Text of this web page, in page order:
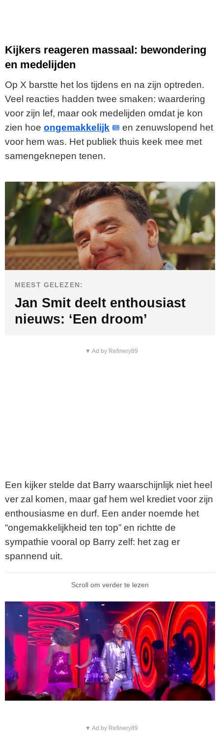
Kijkers reageren massaal: bewondering
en medelijden
Op X barstte het los tijdens en na zijn optreden.
Veel reacties hadden twee smaken: waardering
voor zijn lef, maar ook medelijden omdat je kon
zien hoe ongemakkelijk
en zenuwslopend het
voor hem was. Het publiek thuis keek mee met
samengeknepen tenen.
MEEST GELEZEN:
Jan Smit deelt enthousiast
nieuws: ‘Een droom’
▼ Ad by Refinery89
Een kijker stelde dat Barry waarschijnlijk niet heel
ver zal komen, maar gaf hem wel krediet voor zijn
enthousiasme en durf. Een ander noemde het
“ongemakkelijkheid ten top” en richtte de
sympathie vooral op Barry zelf: het zag er
spannend uit.
Scroll om verder te lezen
▼ Ad by Refinery89